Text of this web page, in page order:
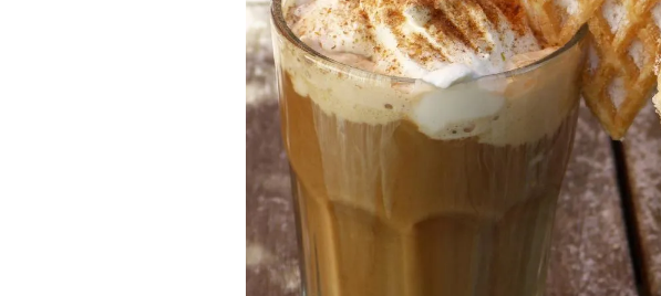
CONCORSI
EVENTI
VIDEO
PRINCIPATO